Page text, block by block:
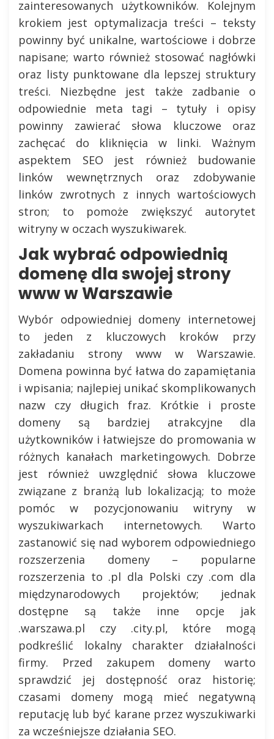
zainteresowanych użytkowników. Kolejnym
krokiem jest optymalizacja treści – teksty
powinny być unikalne, wartościowe i dobrze
napisane; warto również stosować nagłówki
oraz listy punktowane dla lepszej struktury
treści. Niezbędne jest także zadbanie o
odpowiednie meta tagi – tytuły i opisy
powinny zawierać słowa kluczowe oraz
zachęcać do kliknięcia w linki. Ważnym
aspektem SEO jest również budowanie
linków wewnętrznych oraz zdobywanie
linków zwrotnych z innych wartościowych
stron; to pomoże zwiększyć autorytet
witryny w oczach wyszukiwarek.
Jak wybrać odpowiednią
domenę dla swojej strony
www w Warszawie
Wybór odpowiedniej domeny internetowej
to jeden z kluczowych kroków przy
zakładaniu strony www w Warszawie.
Domena powinna być łatwa do zapamiętania
i wpisania; najlepiej unikać skomplikowanych
nazw czy długich fraz. Krótkie i proste
domeny są bardziej atrakcyjne dla
użytkowników i łatwiejsze do promowania w
różnych kanałach marketingowych. Dobrze
jest również uwzględnić słowa kluczowe
związane z branżą lub lokalizacją; to może
pomóc w pozycjonowaniu witryny w
wyszukiwarkach internetowych. Warto
zastanowić się nad wyborem odpowiedniego
rozszerzenia domeny – popularne
rozszerzenia to .pl dla Polski czy .com dla
międzynarodowych projektów; jednak
dostępne są także inne opcje jak
.warszawa.pl czy .city.pl, które mogą
podkreślić lokalny charakter działalności
firmy. Przed zakupem domeny warto
sprawdzić jej dostępność oraz historię;
czasami domeny mogą mieć negatywną
reputację lub być karane przez wyszukiwarki
za wcześniejsze działania SEO.